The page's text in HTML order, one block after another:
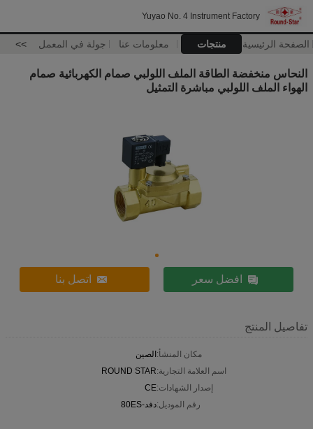
Yuyao No. 4 Instrument Factory
الصفحة الرئيسية منتجات معلومات عنا جولة في المعمل >>
النحاس منخفضة الطاقة الملف اللولبي صمام الكهربائية صمام
الهواء الملف اللولبي مباشرة التمثيل
افضل سعر اتصل بنا
تفاصيل المنتج
مكان المنشأ:الصين
اسم العلامة التجارية:ROUND STAR
إصدار الشهادات:CE
رقم الموديل:دفد-80ES